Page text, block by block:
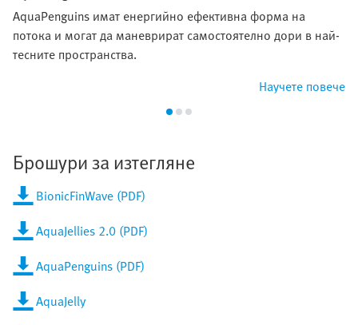
AquaPenguins имат енергийно ефективна форма на
потока и могат да маневрират самостоятелно дори в най-
тесните пространства.
Научете повече
Брошури за изтегляне
BionicFinWave (PDF)
AquaJellies 2.0 (PDF)
AquaPenguins (PDF)
AquaJelly